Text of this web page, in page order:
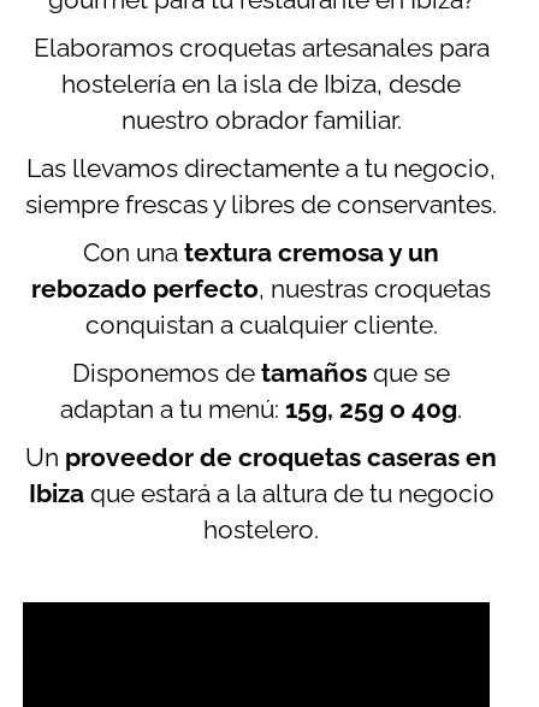
Elaboramos croquetas artesanales para
hostelería en la isla de Ibiza, desde
nuestro obrador familiar.
Las llevamos directamente a tu negocio,
siempre frescas y libres de conservantes.
Con unatextura cremosa y un
rebozado perfecto, nuestras croquetas
conquistan a cualquier cliente.
Disponemos detamaños que se
adaptan a tu menú: 15g, 25g o 40g.
Un proveedor de croquetas caseras en
Ibiza que estará a la altura de tu negocio
hostelero.